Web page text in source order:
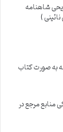
شاهنامه
)
به صورت کتاب
منابع مرجع در